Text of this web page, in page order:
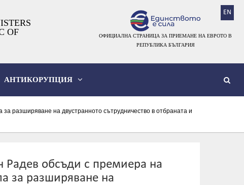
EN
OF
ОФИЦИАЛНА СТРАНИЦА ЗА ПРИЕМАНЕ НА ЕВРОТО В
РЕПУБЛИКА БЪЛГАРИЯ
АНТИКОРУПЦИЯ
разширяване на двустранното сътрудничество в отбраната и
Радев обсъди с премиера на
за разширяване на